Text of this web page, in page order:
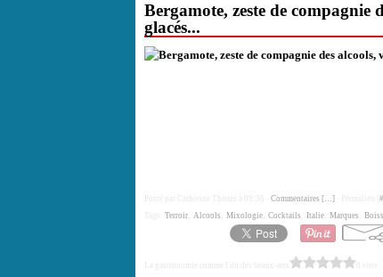
Bergamote, zeste de compagnie
glacés...
Posté par Catherine Thenes à 09:36 - Commentaires […] - Permalien [ #
Terroir Alcools Mixologie Cocktails Italie Marques
La gastronomie comme l'un des beaux-arts